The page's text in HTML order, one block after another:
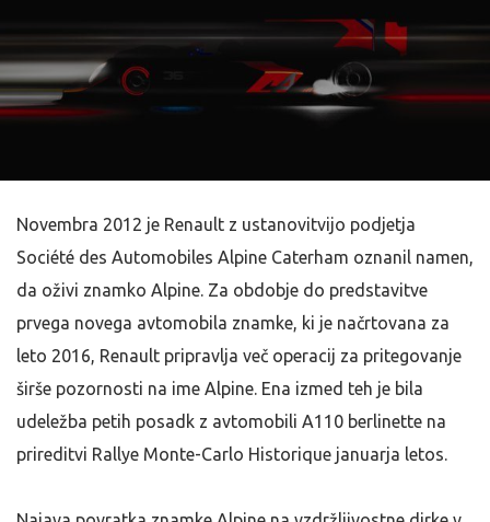
Novembra 2012 je Renault z ustanovitvijo podjetja
Société des Automobiles Alpine Caterham oznanil namen,
da oživi znamko Alpine. Za obdobje do predstavitve
prvega novega avtomobila znamke, ki je načrtovana za
leto 2016, Renault pripravlja več operacij za pritegovanje
širše pozornosti na ime Alpine. Ena izmed teh je bila
udeležba petih posadk z avtomobili A110 berlinette na
prireditvi Rallye Monte-Carlo Historique januarja letos.